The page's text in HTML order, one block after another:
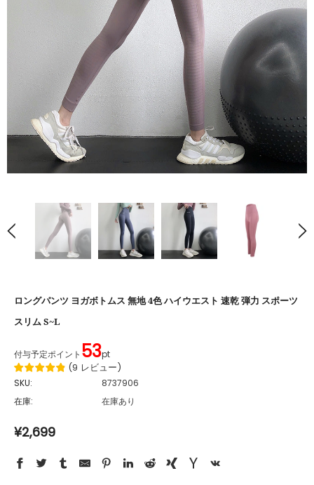
ロングパンツ ヨガボトムス 無地 4色 ハイウエスト 速乾 弾力 スポーツ
スリム S~L
付与予定ポイント 53pt
(9 レビュー)
SKU:
8737906
在庫:
在庫あり
¥2,699